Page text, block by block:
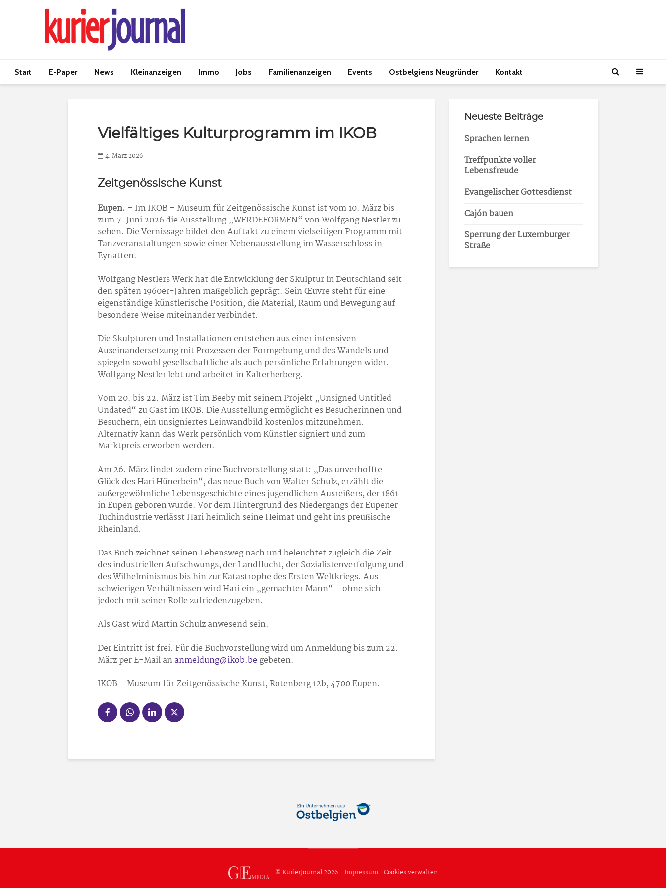
Start E-Paper News Kleinanzeigen Immo Jobs Familienanzeigen Events Ostbelgiens Neugründer Kontakt
Vielfältiges Kulturprogramm im IKOB
4. März 2026
Zeitgenössische Kunst
Eupen. – Im IKOB – Museum für Zeitgenössische Kunst ist vom 10. März bis
zum 7. Juni 2026 die Ausstellung „WERDEFORMEN“ von Wolfgang Nestler zu
sehen. Die Vernissage bildet den Auftakt zu einem vielseitigen Programm mit
Tanzveranstaltungen sowie einer Nebenausstellung im Wasserschloss in
Eynatten.
Wolfgang Nestlers Werk hat die Entwicklung der Skulptur in Deutschland seit
den späten 1960er-Jahren maßgeblich geprägt. Sein Œuvre steht für eine
eigenständige künstlerische Position, die Material, Raum und Bewegung auf
besondere Weise miteinander verbindet.
Die Skulpturen und Installationen entstehen aus einer intensiven
Auseinandersetzung mit Prozessen der Formgebung und des Wandels und
spiegeln sowohl gesellschaftliche als auch persönliche Erfahrungen wider.
Wolfgang Nestler lebt und arbeitet in Kalterherberg.
Vom 20. bis 22. März ist Tim Beeby mit seinem Projekt „Unsigned Untitled
Undated“ zu Gast im IKOB. Die Ausstellung ermöglicht es Besucherinnen und
Besuchern, ein unsigniertes Leinwandbild kostenlos mitzunehmen.
Alternativ kann das Werk persönlich vom Künstler signiert und zum
Marktpreis erworben werden.
Am 26. März findet zudem eine Buchvorstellung statt: „Das unverhoffte
Glück des Hari Hünerbein“, das neue Buch von Walter Schulz, erzählt die
außergewöhnliche Lebensgeschichte eines jugendlichen Ausreißers, der 1861
in Eupen geboren wurde. Vor dem Hintergrund des Niedergangs der Eupener
Tuchindustrie verlässt Hari heimlich seine Heimat und geht ins preußische
Rheinland.
Das Buch zeichnet seinen Lebensweg nach und beleuchtet zugleich die Zeit
des industriellen Aufschwungs, der Landflucht, der Sozialistenverfolgung und
des Wilhelminismus bis hin zur Katastrophe des Ersten Weltkriegs. Aus
schwierigen Verhältnissen wird Hari ein „gemachter Mann“ – ohne sich
jedoch mit seiner Rolle zufriedenzugeben.
Als Gast wird Martin Schulz anwesend sein.
Der Eintritt ist frei. Für die Buchvorstellung wird um Anmeldung bis zum 22.
März per E-Mail ananmeldung@ikob.begebeten.
IKOB – Museum für Zeitgenössische Kunst, Rotenberg 12b, 4700 Eupen.
Neueste Beiträge
Sprachen lernen
Treffpunkte voller
Lebensfreude
Evangelischer Gottesdienst
Cajón bauen
Sperrung der Luxemburger
Straße
© KurierJournal 2026 -Impressum |Cookies verwalten